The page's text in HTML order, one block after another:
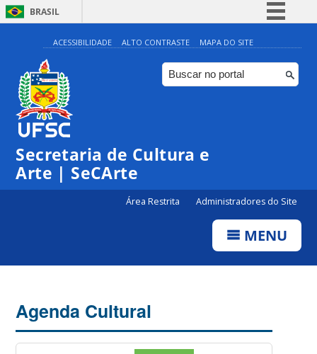
BRASIL
Simplifique!
Comunica BR
Participe
ACESSIBILIDADE ALTO CONTRASTE MAPA DO SITE
Secretaria de Cultura e
Arte | SeCArte
Área Restrita Administradores do Site
MENU
Agenda Cultural